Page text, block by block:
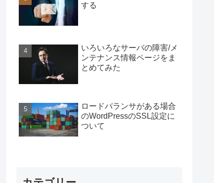
する
いろいろなサーバの障害/メ
ンテナンス情報ページをま
とめてみた
ロードバランサがある場合
のWordPressのSSL設定に
ついて